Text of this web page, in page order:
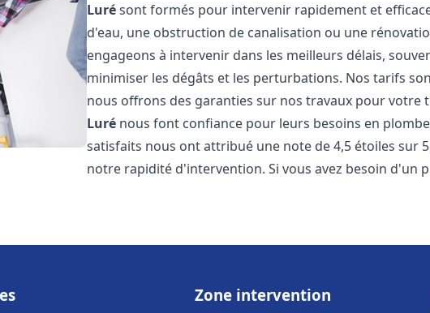
Lurésont formés pour intervenir rapidement et
d'eau, une obstruction de canalisation ou une
engageons à intervenir dans les meilleurs délais,
minimiser les dégâts et les perturbations. Nos tarifs
nous offrons des garanties sur nos travaux pour votre
Luré nous font confiance pour leurs besoins en
satisfaits nous ont attribué une note de 4,5 étoiles sur
notre rapidité d'intervention. Si vous avez besoin d'un
Zone intervention